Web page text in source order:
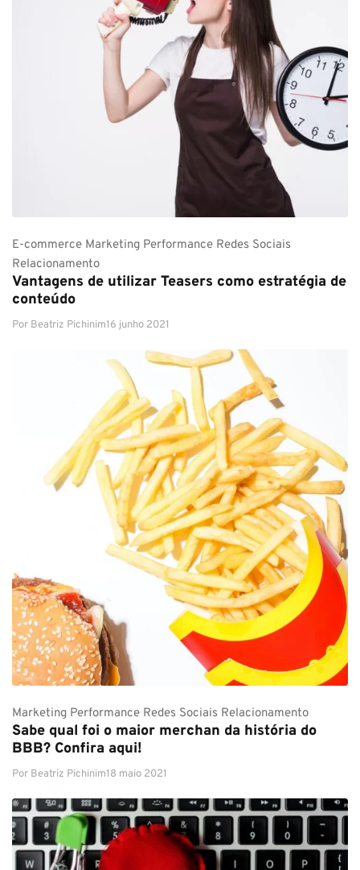
E-commerce Marketing Performance Redes Sociais
Relacionamento
Vantagens de utilizar Teasers como estratégia de
conteúdo
Por Beatriz Pichinim16 junho 2021
Marketing Performance Redes Sociais Relacionamento
Sabe qual foi o maior merchan da história do
BBB? Confira aqui!
Por Beatriz Pichinim18 maio 2021